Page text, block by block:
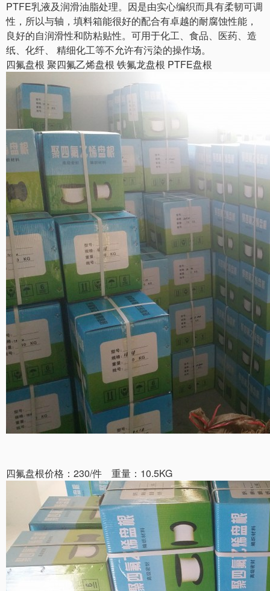
PTFE乳液及润滑油脂处理。因是由实心编织而具有柔韧可调
性，所以与轴，填料箱能很好的配合有卓越的耐腐蚀性能，
良好的自润滑性和防粘贴性。可用于化工、食品、医药、造
纸、化纤、 精细化工等不允许有污染的操作场。
四氟盘根 聚四氟乙烯盘根 铁氟龙盘根 PTFE盘根
四氟盘根价格：230/件 重量：10.5KG